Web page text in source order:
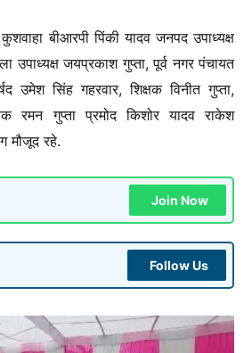
बीआरपी पिंकी यादव जनपद उपाध्यक्ष
उपाध्यक्ष जयप्रकाश गुप्ता, पूर्व नगर पंचायत
उमेश सिंह गहरवार, शिक्षक विनीत गुप्ता,
रमन गुप्ता प्रमोद किशोर यादव राकेश
मौजूद रहे.
Join Now
Follow Us